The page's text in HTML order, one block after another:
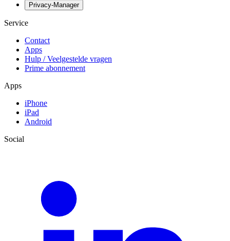
Privacy-Manager
Service
Contact
Apps
Hulp / Veelgestelde vragen
Prime abonnement
Apps
iPhone
iPad
Android
Social